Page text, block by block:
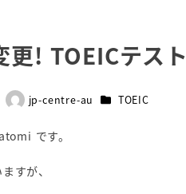
更! TOEICテスト
著
jp-centre-au カテゴリー
TOEIC
です。
すが、